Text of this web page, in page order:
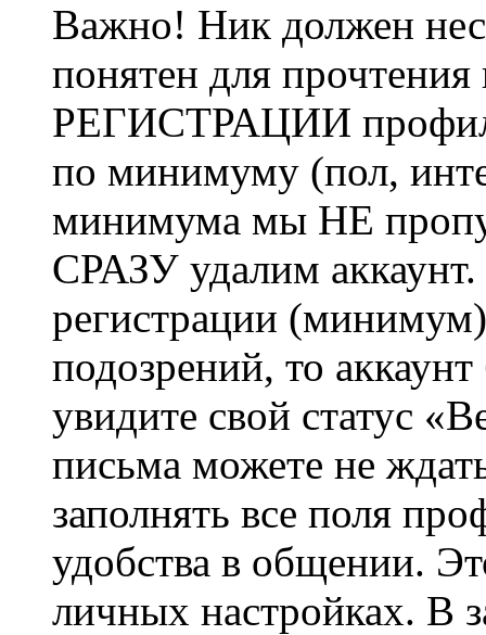
Важно! Ник должен
понятен для
РЕГИСТРАЦИИ профиль
по минимуму (пол,
минимума мы НЕ
СРАЗУ удалим
регистрации
подозрений, то
увидите свой статус
письма можете не
заполнять все поля
удобства в общении.
личных настройках. В